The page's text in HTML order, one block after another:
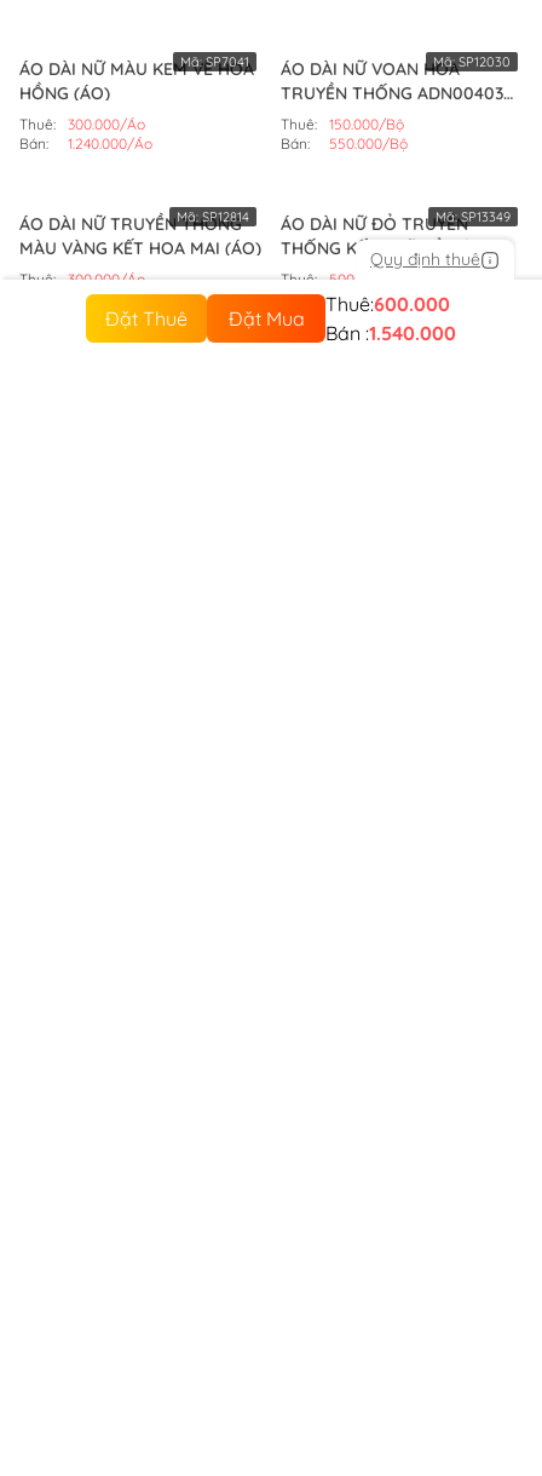
ÁO DÀI NỮ MÀU KEM VẼ HOA
HỒNG (ÁO)
Thuê:
300.000/Áo
Bán:
1.240.000/Áo
Mã:SP7041
ÁO DÀI NỮ VOAN HOA
TRUYỀN THỐNG ADN004030
(BỘ)
Thuê:
150.000/Bộ
Bán:
550.000/Bộ
Mã:SP12030
ÁO DÀI NỮ TRUYỀN THỐNG
MÀU VÀNG KẾT HOA MAI (ÁO)
Thuê:
300.000/Áo
1.300.000/Áo
Mã:SP12814
ÁO DÀI NỮ ĐỎ TRUYỀN
THỐNG KẾT CHỮ HỶ CÁCH
ĐIỆU (ÁO)
Thuê:
500.000/Áo
Bán:
2.000.000/Áo
Mã:SP13349
Quy định thuê
Đặt Thuê Đặt Mua
Thuê:600.000
Bán :1.540.000